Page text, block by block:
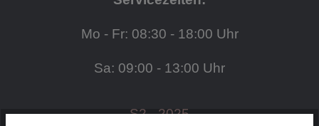
Mo - Fr: 08:30 - 18:00 Uhr
Sa: 09:00 - 13:00 Uhr
S2 - 2025